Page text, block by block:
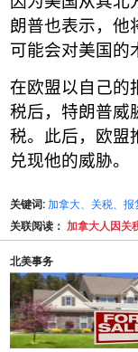
朗普也表示，他
可能会对美国的
在欧盟以自己的
税后，特朗普威
税。此后，欧盟
兑现他的威胁。
关键词: 加拿大、关税、报
关联阅读： 加拿大人因关
北美事务